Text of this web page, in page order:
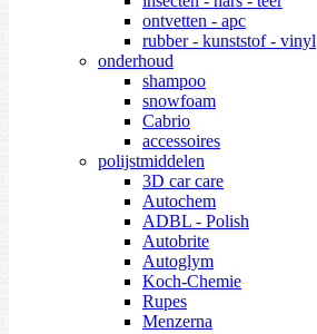
ontvetten - apc
rubber - kunststof - vinyl
onderhoud
shampoo
snowfoam
Cabrio
accessoires
polijstmiddelen
3D car care
Autochem
ADBL - Polish
Autobrite
Autoglym
Koch-Chemie
Rupes
Menzerna